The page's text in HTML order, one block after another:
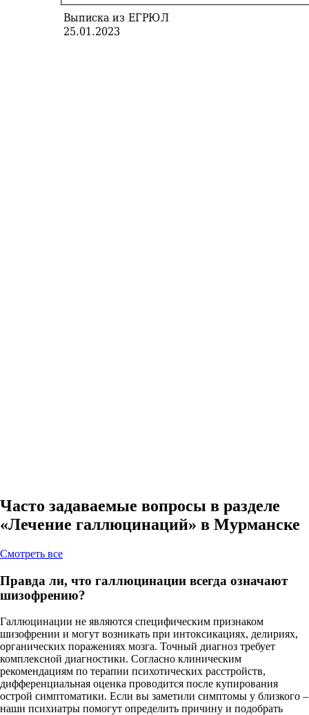
Часто задаваемые вопросы в разделе
«Лечение галлюцинаций» в Мурманске
Cмотреть все
Правда ли, что галлюцинации всегда означают
шизофрению?
Галлюцинации не являются специфическим признаком
шизофрении и могут возникать при интоксикациях, делириях,
органических поражениях мозга. Точный диагноз требует
комплексной диагностики. Согласно клиническим
рекомендациям по терапии психотических расстройств,
дифференциальная оценка проводится после купирования
острой симптоматики. Если вы заметили симптомы у близкого –
наши психиатры помогут определить причину и подобрать